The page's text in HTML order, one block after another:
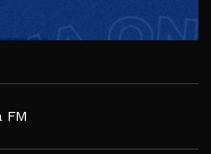
FM